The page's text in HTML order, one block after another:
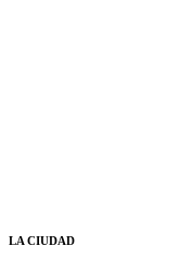
LA CIUDAD